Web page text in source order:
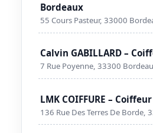
Bordeaux
55 Cours Pasteur, 33000
Calvin GABILLARD –
7 Rue Poyenne, 33300
LMK COIFFURE –
136 Rue Des Terres De Borde,